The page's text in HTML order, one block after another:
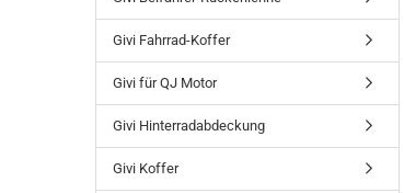
Givi Fahrrad-Koffer
Givi für QJ Motor
Givi Hinterradabdeckung
Givi Koffer